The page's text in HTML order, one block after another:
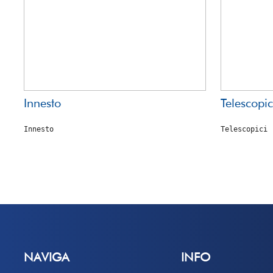
Innesto
Innesto Telescopici
NAVIGA INFO